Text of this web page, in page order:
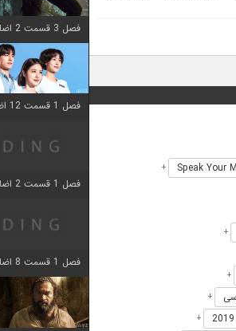
+
+
+
+
+
فصل 3 قسمت 2 اضافه شد
فصل 1 قسمت 12 اضافه شد
فصل 1 قسمت 2 اضافه شد
فصل 1 قسمت 8 اضافه شد